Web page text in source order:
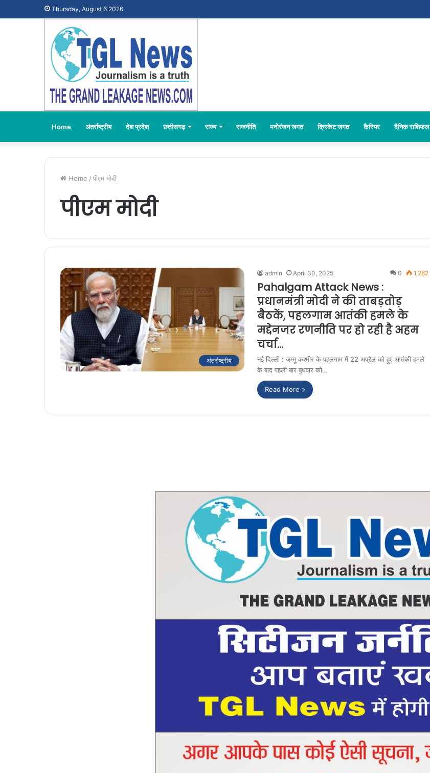
Thursday, August 6 2026
Home अंतर्राष्ट्रीय देश प्रदेश छत्तीसगढ़ राज्य राजनीति मनोरंजन जगत क्रिकेट जगत कैरियर दैनिक राशिफल
Home / पीएम मोदी
पीएम मोदी
अंतर्राष्ट्रीय
admin April 30, 2025 0 1,282
Pahalgam Attack News :
प्रधानमंत्री मोदी ने की ताबड़तोड़
बैठकें, पहलगाम आतंकी हमले के
मद्देनजर रणनीति पर हो रही है अहम
चर्चा…
नई दिल्ली : जम्मू कश्मीर के पहलगाम में 22 अप्रैल को हुए आतंकी हमले
के बाद पहली बार बुधवार को…
Read More »